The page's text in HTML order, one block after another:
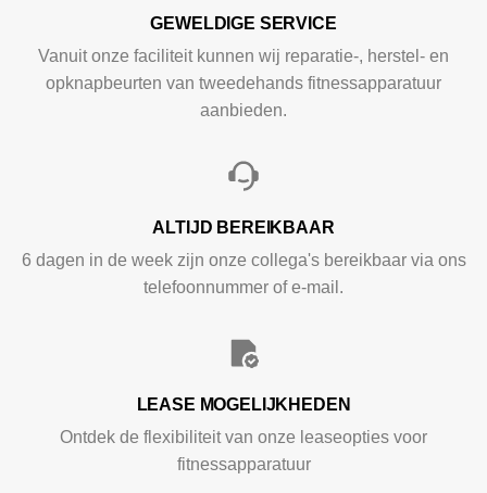
GEWELDIGE SERVICE
Vanuit onze faciliteit kunnen wij reparatie-, herstel- en
opknapbeurten van tweedehands fitnessapparatuur
aanbieden.
ALTIJD BEREIKBAAR
6 dagen in de week zijn onze collega's bereikbaar via ons
telefoonnummer of e-mail.
LEASE MOGELIJKHEDEN
Ontdek de flexibiliteit van onze leaseopties voor
fitnessapparatuur